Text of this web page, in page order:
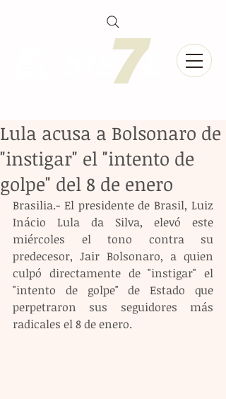
Lula acusa a Bolsonaro de
"instigar" el "intento de
golpe" del 8 de enero
Brasilia.- El presidente de Brasil, Luiz
Inácio Lula da Silva, elevó este
miércoles el tono contra su
predecesor, Jair Bolsonaro, a quien
culpó directamente de "instigar" el
"intento de golpe" de Estado que
perpetraron sus seguidores más
radicales el 8 de enero.